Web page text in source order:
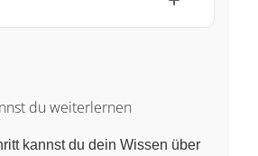
du weiterlernen
kannst du dein Wissen über